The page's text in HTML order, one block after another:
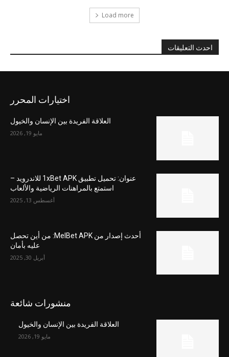
Load more
احدث التعليقات
اختيارات المحرر
العلاقة الفريدة بين الإنسان والخيول
مايو 19, 2026
عنوان: تحميل تطبيق 1xBet APK للاندرويد –
استمتع بالمراهنات الرياضية والألعاب
أغسطس 13, 2025
أحدث إصدار من MelBet APK: من أين تحصل
عليه بأمان
أبريل 30, 2025
منشورات شائعة
العلاقة الفريدة بين الإنسان والخيول
مايو 19, 2026